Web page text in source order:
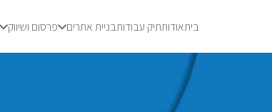
ביתאודותתיק עבודותבניית אתרים פרסום ושיווק